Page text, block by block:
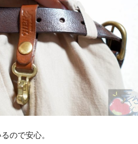
ので安心。